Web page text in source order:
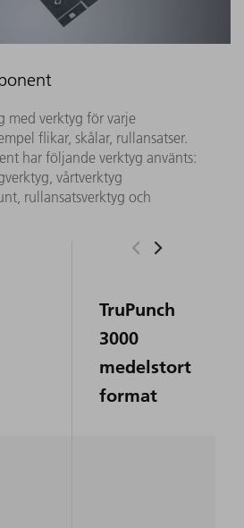
med verktyg för varje
flikar, skålar, rullansatser.
har följande verktyg använts:
vårtverktyg
rullansatsverktyg och
TruPunch
3000
medelstort
format